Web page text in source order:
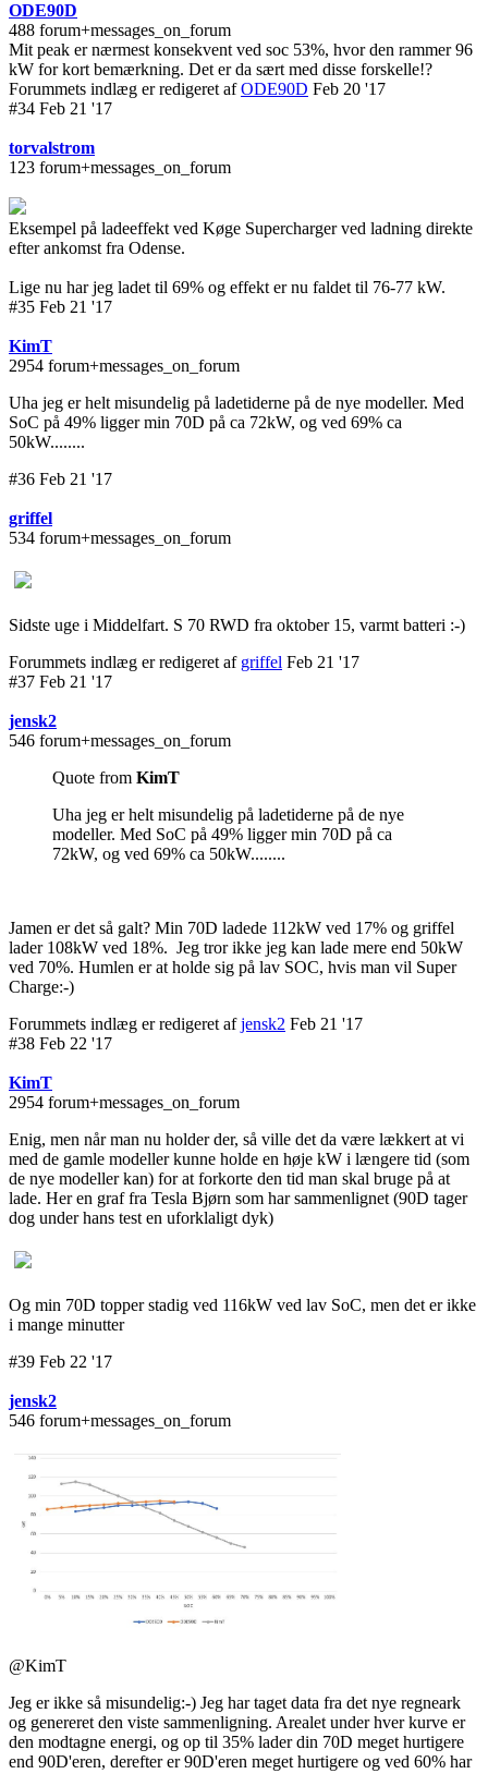
ODE90D
488 forum+messages_on_forum
Mit peak er nærmest konsekvent ved soc 53%, hvor den rammer 96
kW for kort bemærkning. Det er da sært med disse forskelle!?
Forummets indlæg er redigeret afODE90D Feb 20 '17
#34 Feb 21 '17
torvalstrom
123 forum+messages_on_forum
Eksempel på ladeeffekt ved Køge Supercharger ved ladning direkte
efter ankomst fra Odense.
Lige nu har jeg ladet til 69% og effekt er nu faldet til 76-77 kW.
#35 Feb 21 '17
KimT
2954 forum+messages_on_forum
Uha jeg er helt misundelig på ladetiderne på de nye modeller. Med
SoC på 49% ligger min 70D på ca 72kW, og ved 69% ca
50kW........
#36 Feb 21 '17
griffel
534 forum+messages_on_forum
Sidste uge i Middelfart. S 70 RWD fra oktober 15, varmt batteri :-)
Forummets indlæg er redigeret af griffel Feb 21 '17
#37 Feb 21 '17
jensk2
546 forum+messages_on_forum
Quote from KimT
Uha jeg er helt misundelig på ladetiderne på de nye
modeller. Med SoC på 49% ligger min 70D på ca
72kW, og ved 69% ca 50kW........
Jamen er det så galt? Min 70D ladede 112kW ved 17% og griffel
lader 108kW ved 18%. Jeg tror ikke jeg kan lade mere end 50kW
ved 70%. Humlen er at holde sig på lav SOC, hvis man vil Super
Charge:-)
Forummets indlæg er redigeret afjensk2 Feb 21 '17
#38 Feb 22 '17
KimT
2954 forum+messages_on_forum
Enig, men når man nu holder der, så ville det da være lækkert at vi
med de gamle modeller kunne holde en høje kW i længere tid (som
de nye modeller kan) for at forkorte den tid man skal bruge på at
lade. Her en graf fra Tesla Bjørn som har sammenlignet (90D tager
dog under hans test en uforklaligt dyk)
Og min 70D topper stadig ved 116kW ved lav SoC, men det er ikke
i mange minutter
#39 Feb 22 '17
jensk2
546 forum+messages_on_forum
@KimT
Jeg er ikke så misundelig:-) Jeg har taget data fra det nye regneark
og genereret den viste sammenligning. Arealet under hver kurve er
den modtagne energi, og op til 35% lader din 70D meget hurtigere
end 90D'eren, derefter er 90D'eren meget hurtigere og ved 60% har